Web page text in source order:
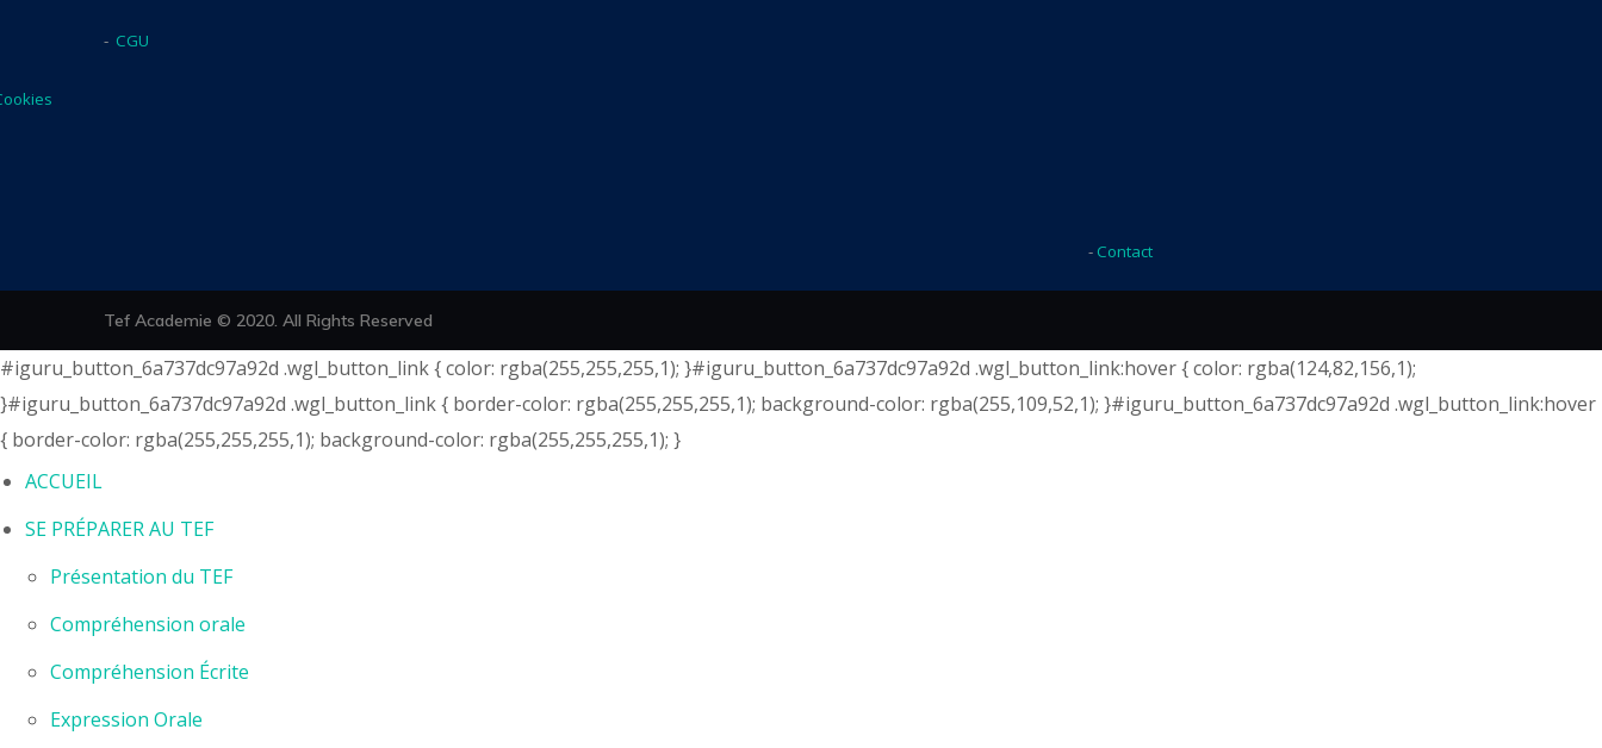
- CGU
- Contact
Tef Academie © 2020. All Rights Reserved
#iguru_button_6a737dc97a92d .wgl_button_link { color: rgba(255,255,255,1); }#iguru_button_6a737dc97a92d .wgl_button_link:hover { color: rgba(124,82,156,1);
}#iguru_button_6a737dc97a92d .wgl_button_link { border-color: rgba(255,255,255,1); background-color: rgba(255,109,52,1); }#iguru_button_6a737dc97a92d .wgl_button_link:hover
{ border-color: rgba(255,255,255,1); background-color: rgba(255,255,255,1); }
ACCUEIL
SE PRÉPARER AU TEF
Présentation du TEF
Compréhension orale
Compréhension Écrite
Expression Orale